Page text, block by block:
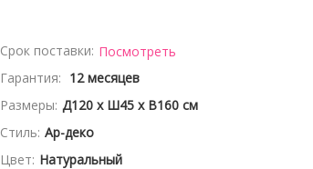
Срок поставки: Посмотреть
Гарантия: 12 месяцев
Размеры: Д120 x Ш45 x В160 см
Стиль: Ар-деко
Цвет: Натуральный